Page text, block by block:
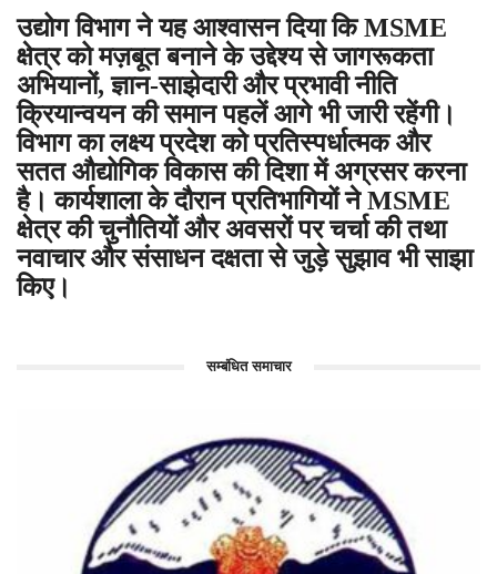
उद्योग विभाग ने यह आश्वासन दिया कि MSME
क्षेत्र को मज़बूत बनाने के उद्देश्य से जागरूकता
अभियानों, ज्ञान-साझेदारी और प्रभावी नीति
क्रियान्वयन की समान पहलें आगे भी जारी रहेंगी।
विभाग का लक्ष्य प्रदेश को प्रतिस्पर्धात्मक और
सतत औद्योगिक विकास की दिशा में अग्रसर करना
है। कार्यशाला के दौरान प्रतिभागियों ने MSME
क्षेत्र की चुनौतियों और अवसरों पर चर्चा की तथा
नवाचार और संसाधन दक्षता से जुड़े सुझाव भी साझा
किए।
सम्बंधित समाचार